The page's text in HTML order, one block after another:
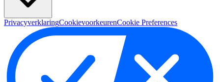
PrivacyverklaringCookievoorkeurenCookie Preferences